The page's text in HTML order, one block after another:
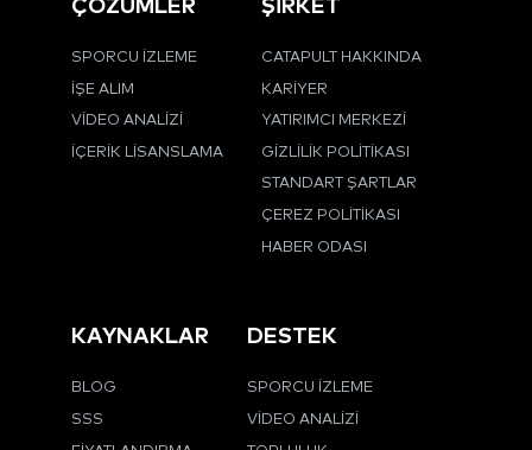
ÇÖZÜMLER
SPORCU İZLEME
İŞE ALIM
VIDEO ANALIZI
İÇERIK LISANSLAMA
ŞİRKET
CATAPULT HAKKINDA
KARIYER
YATIRIMCI MERKEZI
GIZLILIK POLITIKASI
STANDART ŞARTLAR
ÇEREZ POLITIKASI
HABER ODASI
KAYNAKLAR
BLOG
SSS
DESTEK
SPORCU İZLEME
VIDEO ANALIZI